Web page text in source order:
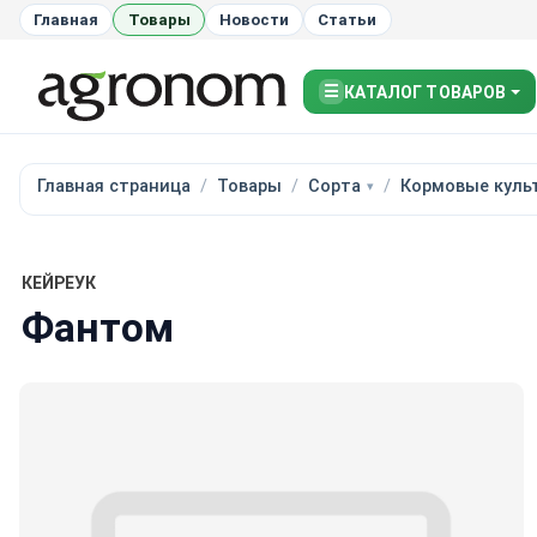
Главная Товары Новости Статьи
☰ КАТАЛОГ ТОВАРОВ
Главная страница Товары Сорта Кормовые
КЕЙРЕУК
Фантом